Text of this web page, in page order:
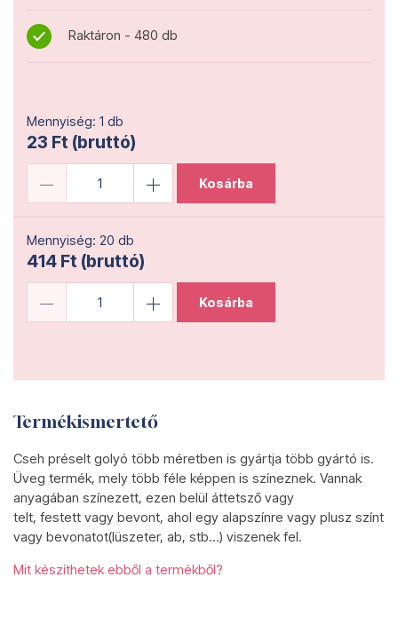
Raktáron - 480 db
Mennyiség: 1 db
23 Ft (bruttó)
Kosárba
Mennyiség: 20 db
414 Ft (bruttó)
Kosárba
Termékismertető
Cseh préselt golyó több méretben is gyártja több gyártó is.
Üveg termék, mely több féle képpen is színeznek. Vannak
anyagában színezett, ezen belül áttetsző vagy
telt, festett vagy bevont, ahol egy alapszínre vagy plusz színt
vagy bevonatot(lüszeter, ab, stb...) viszenek fel.
Mit készíthetek ebből a termékből?